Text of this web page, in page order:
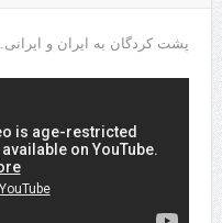
پشت کردگان به ایران و ایرانی.